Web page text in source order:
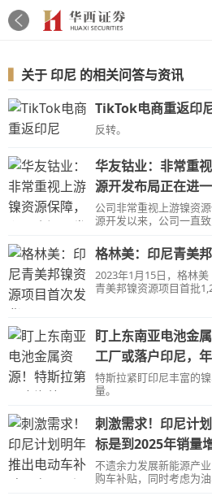
关于 印尼 的相关问答与资讯
TikTok电商重返印
反转。
华友钴业：非常重
源开发布局正在进
公司非常重视上游镍资
源开发以来，公司一直
深入推进。
格林美：印尼青美
2023年1月15日，格林
青美邦镍资源项目首批
盯上东南亚电池金
工厂或落户印尼，
特斯拉紧盯印尼丰富的
量。
刺激需求！印尼计
标是到2025年销量
不遗余力发展新能源产
购车补贴，同时考虑为